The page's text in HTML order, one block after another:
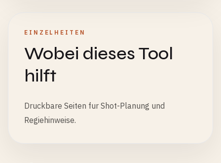
EINZELHEITEN
Wobei dieses Tool
hilft
Druckbare Seiten fur Shot-Planung und
Regiehinweise.